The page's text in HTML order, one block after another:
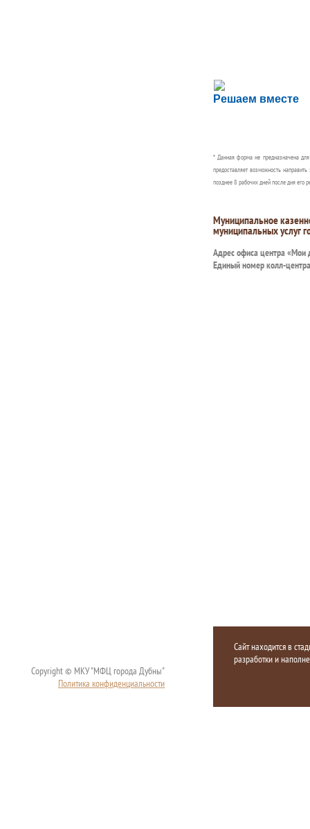
Решаем вместе
Сложности с
Сообщите об этом
* Данная форма не предназначена
предоставляет возможность
позднее 8 рабочих дней после дня его
Муниципальное
муниципальных услуг
Адрес офиса центра «Мои
Единый номер колл-
Copyright © МКУ "МФЦ города Дубны"
Политика конфиденциальности
Сайт находится в
разработки и